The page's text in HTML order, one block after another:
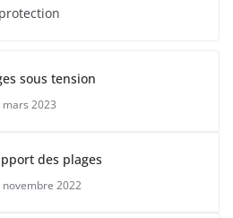
sous tension
mars 2023
des plages
novembre 2022